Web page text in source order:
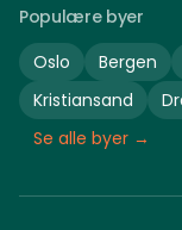
Populære byer
Oslo
Bergen
Kristiansand
Se alle byer →